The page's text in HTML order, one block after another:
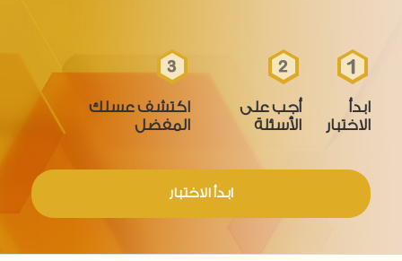
ابدأ
الاختبار
أجب على
الأسئلة
اكتشف عسلك
المفضل
ابدأ الاختبار